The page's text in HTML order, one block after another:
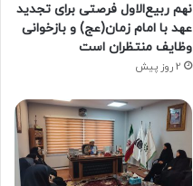
نهم ربیع‌الاول فرصتی برای تجدید
عهد با امام زمان(عج) و بازخوانی
وظایف منتظران است
2 روز پیش